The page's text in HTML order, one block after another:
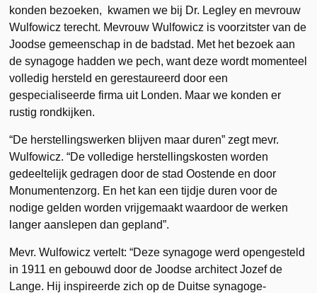
konden bezoeken, kwamen we bij Dr. Legley en mevrouw
Wulfowicz terecht. Mevrouw Wulfowicz is voorzitster van de
Joodse gemeenschap in de badstad. Met het bezoek aan
de synagoge hadden we pech, want deze wordt momenteel
volledig hersteld en gerestaureerd door een
gespecialiseerde firma uit Londen. Maar we konden er
rustig rondkijken.
“De herstellingswerken blijven maar duren” zegt mevr.
Wulfowicz. “De volledige herstellingskosten worden
gedeeltelijk gedragen door de stad Oostende en door
Monumentenzorg. En het kan een tijdje duren voor de
nodige gelden worden vrijgemaakt waardoor de werken
langer aanslepen dan gepland”.
Mevr. Wulfowicz vertelt: “Deze synagoge werd opengesteld
in 1911 en gebouwd door de Joodse architect Jozef de
Lange. Hij inspireerde zich op de Duitse synagoge-